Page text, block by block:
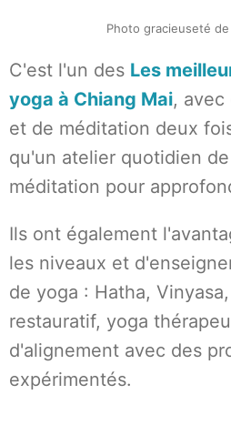
Photo gracieuseté
C'est l'un des Les
yoga à Chiang Mai, avec
et de méditation deux
qu'un atelier quotidien
méditation pour
Ils ont également
les niveaux et
de yoga : Hatha,
restauratif, yoga
d'alignement avec des
expérimentés.